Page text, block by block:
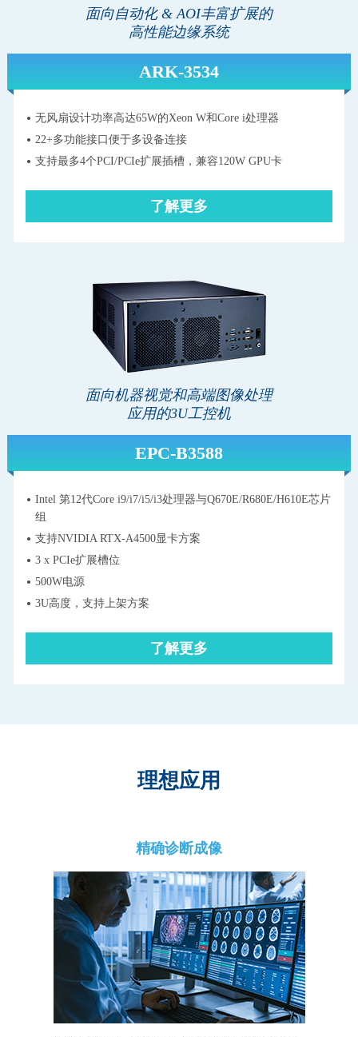
面向自动化 & AOI丰富扩展的
高性能边缘系统
ARK-3534
无风扇设计功率高达65W的Xeon W和Core i处理器
22+多功能接口便于多设备连接
支持最多4个PCI/PCIe扩展插槽，兼容120W GPU卡
了解更多
面向机器视觉和高端图像处理
应用的3U工控机
EPC-B3588
Intel 第12代Core i9/i7/i5/i3处理器与Q670E/R680E/H610E芯片
组
支持NVIDIA RTX-A4500显卡方案
3 x PCIe扩展槽位
500W电源
3U高度，支持上架方案
了解更多
理想应用
精确诊断成像